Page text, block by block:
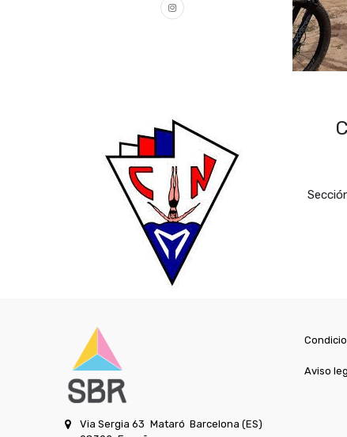
Via Sergia 63 Mataró Barcelona (ES)
Aviso